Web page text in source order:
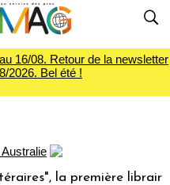
16/08. Retour de la newsletter
2026. Bel été !
la première librairie du